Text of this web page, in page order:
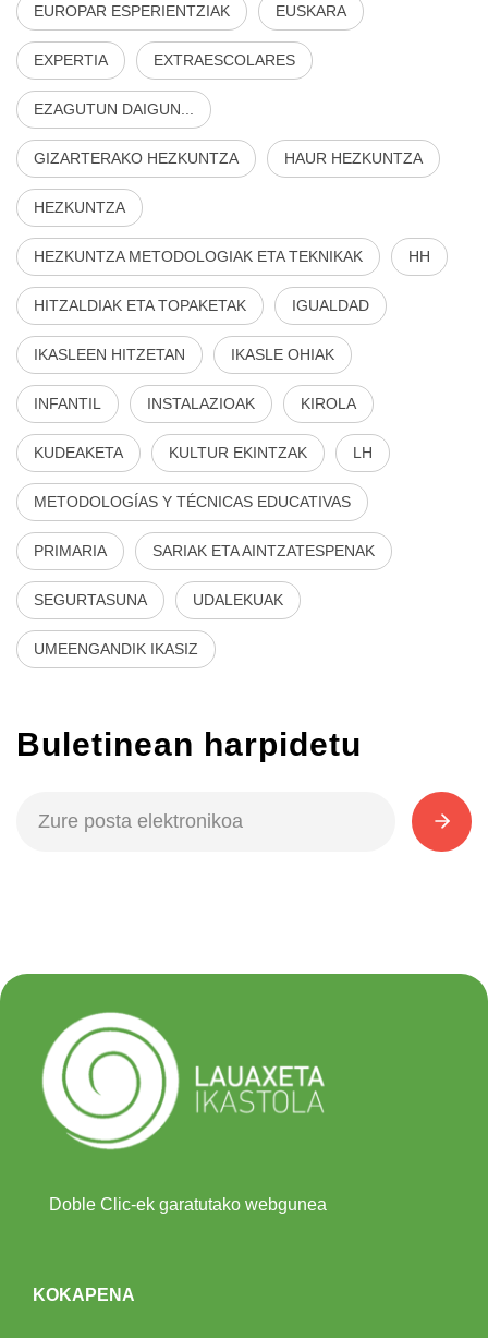
EUROPAR ESPERIENTZIAK EUSKARA
EXPERTIA EXTRAESCOLARES
EZAGUTUN DAIGUN...
GIZARTERAKO HEZKUNTZA HAUR HEZKUNTZA
HEZKUNTZA
HEZKUNTZA METODOLOGIAK ETA TEKNIKAK HH
HITZALDIAK ETA TOPAKETAK IGUALDAD
IKASLEEN HITZETAN IKASLE OHIAK
INFANTIL INSTALAZIOAK KIROLA
KUDEAKETA KULTUR EKINTZAK LH
METODOLOGÍAS Y TÉCNICAS EDUCATIVAS
PRIMARIA SARIAK ETA AINTZATESPENAK
SEGURTASUNA UDALEKUAK
UMEENGANDIK IKASIZ
Buletinean harpidetu
Doble Clic-ek garatutako webgunea
KOKAPENA